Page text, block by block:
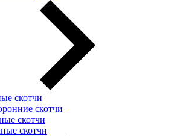
скотчи
скотчи
скотчи
скотчи